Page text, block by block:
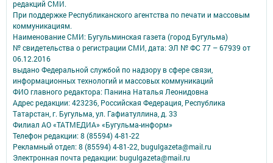
редакций СМИ.
При поддержке Республиканского агентства по печати и массовым
коммуникациям.
Наименование СМИ: Бугульминская газета (город Бугульма)
№ свидетельства о регистрации СМИ, дата: ЭЛ № ФС 77 – 67939 от
06.12.2016
выдано Федеральной службой по надзору в сфере связи,
информационных технологий и массовых коммуникаций
ФИО главного редактора: Панина Наталья Леонидовна
Адрес редакции: 423236, Российская Федерация, Республика
Татарстан, г. Бугульма, ул. Гафиатуллина, д. 33
Филиал АО «ТАТМЕДИА» «Бугульма-информ»
Телефон редакции: 8 (85594) 4-81-22
Рекламный отдел: 8 (85594) 4-81-22, bugulgazeta@mail.ru
Электронная почта редакции: bugulgazeta@mail.ru